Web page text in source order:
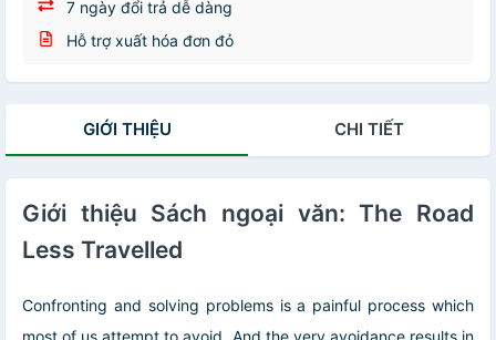
7 ngày đổi trả dễ dàng
Hỗ trợ xuất hóa đơn đỏ
GIỚI THIỆU CHI TIẾT
Giới thiệu Sách ngoại văn: The Road
Less Travelled
Confronting and solving problems is a painful process which